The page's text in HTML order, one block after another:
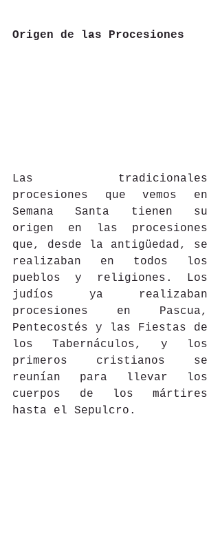
Origen de las Procesiones
Las tradicionales
procesiones que vemos en
Semana Santa tienen su
origen en las procesiones
que, desde la antigüedad, se
realizaban en todos los
pueblos y religiones. Los
judíos ya realizaban
procesiones en Pascua,
Pentecostés y las Fiestas de
los Tabernáculos, y los
primeros cristianos se
reunían para llevar los
cuerpos de los mártires
hasta el Sepulcro.